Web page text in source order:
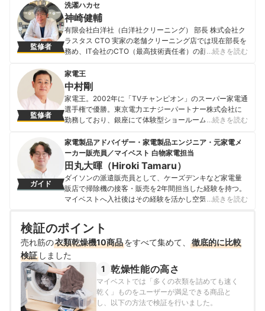
監修者
洗濯ハカセ
神崎健輔
有限会社白洋社（白洋社クリーニング） 部長 株式会社ク
ラスタス CTO 実家の老舗クリーニング店では現在部長を
務め、IT会社のCTO（最高技術責任者）の顔も持つ。宅
し、全国から集配可能なクリーニング店の運営も行う。
「洗濯ハカセ」として雑誌やFacebook・ twitter・
instagram等のSNSなどで家庭向けの洗濯のアドバイスを
行い、勉強会を開催するなどして地域を盛り上げる活動
にも精力的に取り組んでいる。
神崎健輔のプロフィール
…続きを読む
監修者
家電王
中村剛
家電王。2002年に「TVチャンピオン」のスーパー家電通
選手権で優勝。東京電力エナジーパートナー株式会社に
勤務しており、銀座にて体験型ショールーム「くらしの
画マガジン「くらしのラボ」をYouTubeとFacebookで毎
週配信しているほか、テレビや雑誌、新聞などのさまざ
まなメディアで暮らしに役立つ情報を発信している。無
類のネコ好き。
中村剛のプロフィール
…続きを読む
ガイド
家電製品アドバイザー・家電製品エンジニア・元家電メ
ーカー販売員／マイベスト 白物家電担当
田丸大暉（Hiroki Tamaru）
ダイソンの派遣販売員として、ケーズデンキなど家電量
販店で掃除機の接客・販売を2年間担当した経験を持つ。
マイベストへ入社後はその経験を活かし空気清浄機・除
家電・空調家電や掃除機をはじめ白物家電全般を専門に
ガイドを担当し、日立やシャープ、パナソニックなどの
総合家電メーカーから、ダイニチ工業・Sharkなどの専門
メーカーまで、150以上の家電製品を比較検証してきた。
毎日使う家電製品だからこそ、本当によい商品を誰もが
簡単に選べるように、性能はもちろん省エネ性能やお手
入れのしやすさまでひとつひとつ丁寧に確認しながらコ
ンテンツ制作を行う。
田丸大暉（Hiroki Tamaru）のプロフィール
…続きを読む
検証のポイント
売れ筋の衣類乾燥機10商品をすべて集めて、
徹底的に比較
検証 しました
1 乾燥性能の高さ
マイベストでは「多くの衣類を詰めても速く
乾く」ものをユーザーが満足できる商品と
し、以下の方法で検証を行いました。